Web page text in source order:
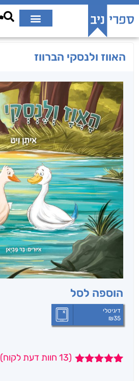
האווז ולנסקי הברווז
הוספה לסל
דיגיטלי
₪35
(
13 חוות דעת לקוח)